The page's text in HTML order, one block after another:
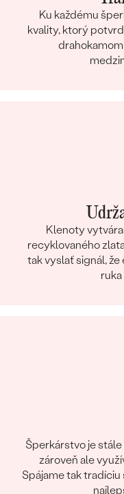
Ku každému
kvality, ktorý
Klenoty
recyklovaného
tak vyslať signál,
Šperkárstvo je
zároveň ale
Spájame tak tradíciu